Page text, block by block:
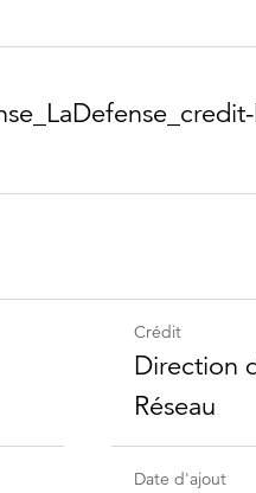
Crédit
Direction
Réseau
Date d'ajout